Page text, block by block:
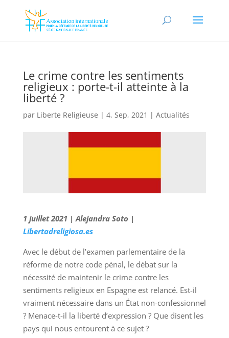
Le crime contre les sentiments
religieux : porte-t-il atteinte à la
liberté ?
par Liberte Religieuse | 4, Sep, 2021 | Actualités
1 juillet 2021 | Alejandra Soto |
Libertadreligiosa.es
Avec le début de l’examen parlementaire de la
réforme de notre code pénal, le débat sur la
nécessité de maintenir le crime contre les
sentiments religieux en Espagne est relancé. Est-il
vraiment nécessaire dans un État non-confessionnel
? Menace-t-il la liberté d’expression ? Que disent les
pays qui nous entourent à ce sujet ?